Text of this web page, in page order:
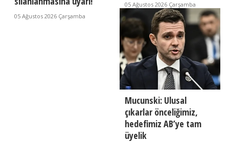
05 Ağustos 2026 Çarşamba
05 Ağustos 2026 Çarşamba
Mucunski: Ulusal
çıkarlar önceliğimiz,
hedefimiz AB’ye tam
üyelik